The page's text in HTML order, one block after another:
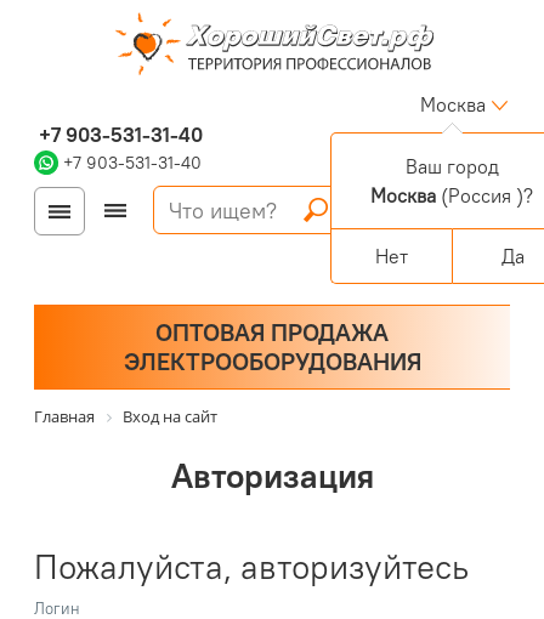
+7 903-531-31-40
+7 903-531-31-40
Москва
Войти
Регистрация
Корзина
0 позиций
Персональный раздел
ОПТОВАЯ ПРОДАЖА
ЭЛЕКТРООБОРУДОВАНИЯ
Главная Вход на сайт
Авторизация
Пожалуйста, авторизуйтесь
Логин
Ваш город
Москва (Россия )?
Нет Да